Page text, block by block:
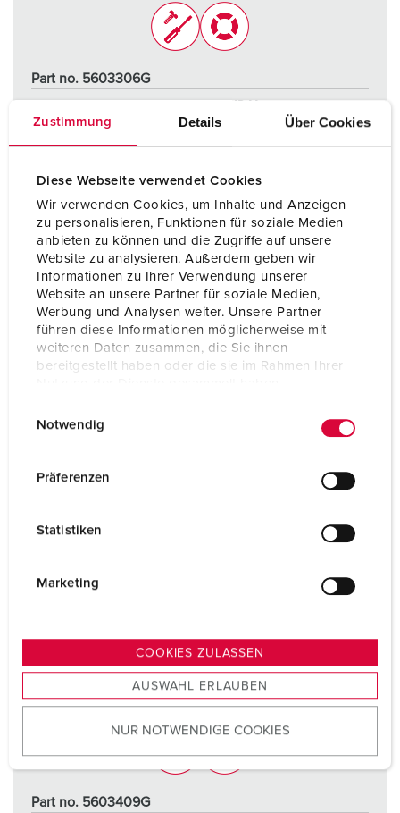
Zustimmung Details Über Cookies
Diese Webseite verwendet Cookies
Wir verwenden Cookies, um Inhalte und Anzeigen
zu personalisieren, Funktionen für soziale Medien
anbieten zu können und die Zugriffe auf unsere
Website zu analysieren. Außerdem geben wir
Informationen zu Ihrer Verwendung unserer
Website an unsere Partner für soziale Medien,
Werbung und Analysen weiter. Unsere Partner
führen diese Informationen möglicherweise mit
weiteren Daten zusammen, die Sie ihnen
bereitgestellt haben oder die sie im Rahmen Ihrer
s
u
w
Notwendig
Präferenzen
Statistiken
Marketing
COOKIES ZULASSEN
AUSWAHL ERLAUBEN
NUR NOTWENDIGE COOKIES
Part no. 5603306G
Poles 3 p
Voltage 230 V
Connection technology Screw terminals
TO THE PRODUCT
Part no. 5603409G